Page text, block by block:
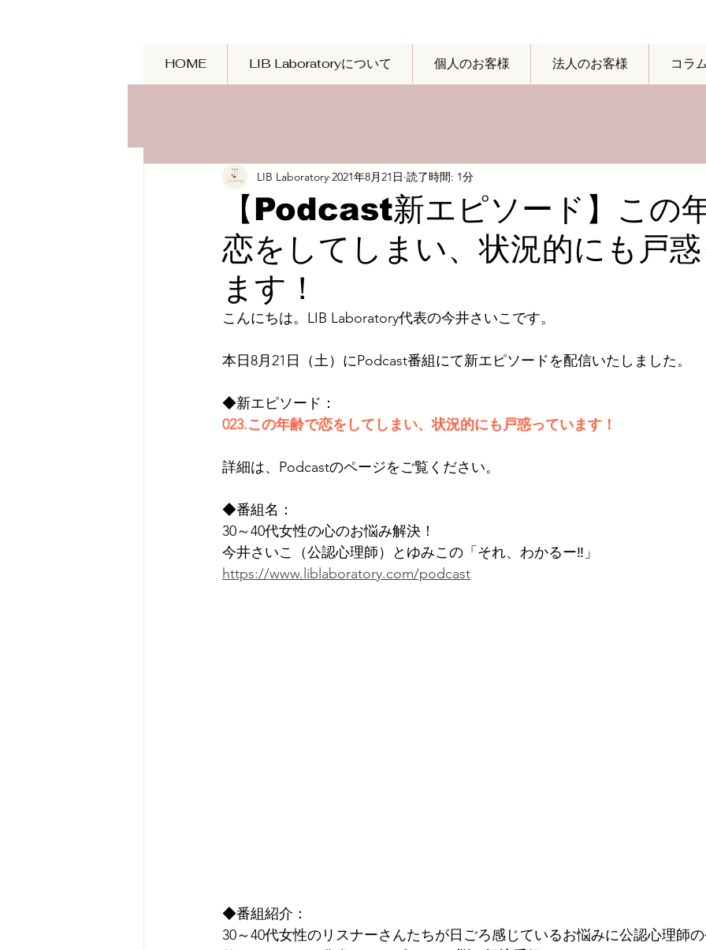
HOME LIB Laboratoryについて 個人のお客様 法人のお客様 コラ
【Podcast新エピソード】この
恋をしてしまい、状況的にも戸
ます！
LIB Laboratory 2021年8月21日 読了時間: 1分
こんにちは。LIB Laboratory代表の今井さいこです。
本日8月21日（土）にPodcast番組にて新エピソードを配信いたしました。
◆新エピソード：
023.この年齢で恋をしてしまい、状況的にも戸惑っています！
詳細は、Podcastのページをご覧ください。
◆番組名：
30～40代女性の心のお悩み解決！
今井さいこ（公認心理師）とゆみこの「それ、わかるー‼」
https://www.liblaboratory.com/podcast
◆番組紹介：
30～40代女性のリスナーさんたちが日ごろ感じているお悩みに公認心理師